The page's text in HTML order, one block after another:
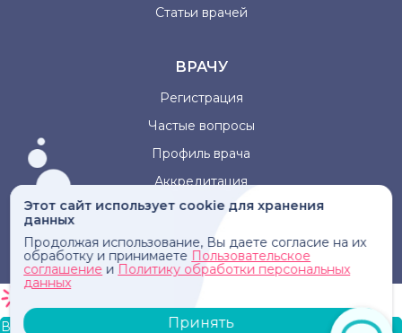
Этот сайт использует cookie для хранения
данных
Продолжая использование, Вы даете согласие на их
обработку и принимаете Пользовательское
соглашение и Политику обработки персональных
данных
Принять
Статьи врачей
ВРАЧУ
Регистрация
Частые вопросы
Профиль врача
Аккредитация
Информация, представленная на сайте, не может быть
использована для постановки диагноза, назначения
лечения и не заменяет прием врача.
В корзину